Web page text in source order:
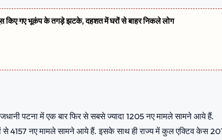
किए गए भूकंप के तगड़े झटके, दहशत में घरों से बाहर निकले लोग
पटना में एक बार फिर से सबसे ज्यादा 1205 नए मामले सामने आये हैं.
से 4157 नए मामले सामने आये हैं. इसके साथ ही राज्य में कुल एक्टिव केस